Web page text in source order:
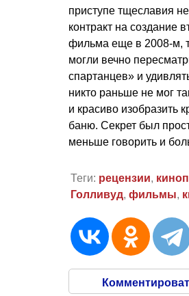
приступе тщеславия
контракт на создание
фильма еще в 2008-м,
могли вечно
спартанцев» и
никто раньше не мог
и красиво изобразить
баню. Секрет был
меньше говорить и
Теги: рецензии,
Голливуд, фильмы,